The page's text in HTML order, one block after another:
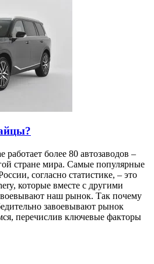
работает более 80 автозаводов –
стране мира. Самые популярные
согласно статистике, – это
которые вместе с другими
наш рынок. Так почему
завоевывают рынок
перечислив ключевые факторы